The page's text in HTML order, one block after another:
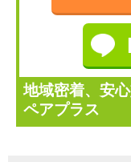
地域密着、安
ペアプラス